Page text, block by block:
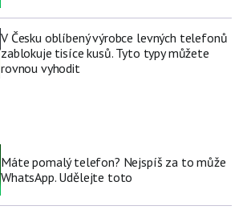
V Česku oblíbený výrobce levných telefonů
zablokuje tisíce kusů. Tyto typy můžete
rovnou vyhodit
Máte pomalý telefon? Nejspíš za to může
WhatsApp. Udělejte toto